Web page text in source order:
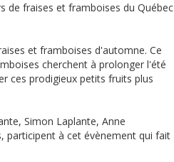
de fraises et framboises du Québec
et framboises d'automne. Ce
cherchent à prolonger l'été
ces prodigieux petits fruits plus
Simon Laplante, Anne
participent à cet évènement qui fait